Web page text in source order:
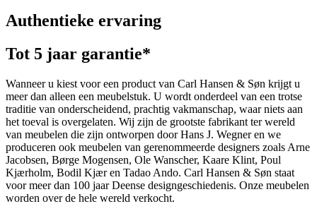
Authentieke ervaring
Tot 5 jaar garantie*
Wanneer u kiest voor een product van Carl Hansen & Søn krijgt u
meer dan alleen een meubelstuk. U wordt onderdeel van een trotse
traditie van onderscheidend, prachtig vakmanschap, waar niets aan
het toeval is overgelaten. Wij zijn de grootste fabrikant ter wereld
van meubelen die zijn ontworpen door Hans J. Wegner en we
produceren ook meubelen van gerenommeerde designers zoals Arne
Jacobsen, Børge Mogensen, Ole Wanscher, Kaare Klint, Poul
Kjærholm, Bodil Kjær en Tadao Ando. Carl Hansen & Søn staat
voor meer dan 100 jaar Deense designgeschiedenis. Onze meubelen
worden over de hele wereld verkocht.